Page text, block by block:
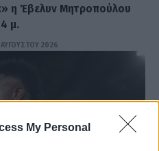
My Personal
η Έβελυν Μητροπούλου
μ.
ΑΥΓΟΎΣΤΟΥ 2026